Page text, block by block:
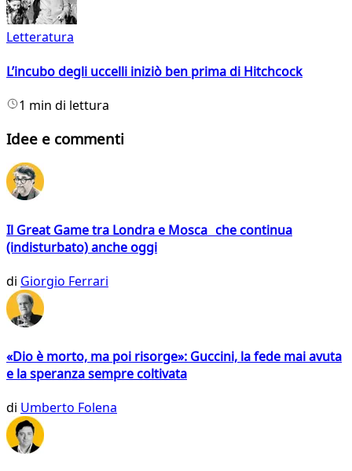
Letteratura
L’incubo degli uccelli iniziò ben prima di Hitchcock
1 min di lettura
Idee e commenti
Il Great Game tra Londra e Mosca che continua
(indisturbato) anche oggi
di Giorgio Ferrari
«Dio è morto, ma poi risorge»: Guccini, la fede mai avuta
e la speranza sempre coltivata
di Umberto Folena